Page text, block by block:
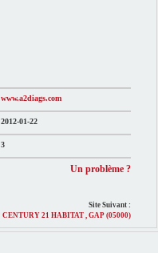
www.a2diags.com
2012-01-22
3
Un problème ?
Site Suivant :
CENTURY 21 HABITAT , GAP (05000)